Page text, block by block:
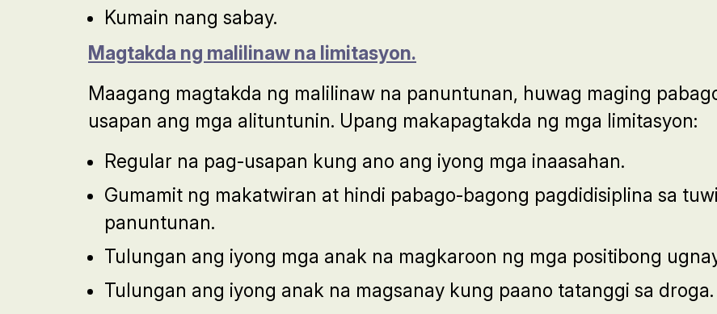
Kumain nang sabay.
Magtakda ng malilinaw na limitasyon.
Maagang magtakda ng malilinaw na panuntunan, huwag maging
usapan ang mga alituntunin. Upang makapagtakda ng mga limitasyon:
Regular na pag-usapan kung ano ang iyong mga inaasahan.
Gumamit ng makatwiran at hindi pabago-bagong pagdidisiplina sa
panuntunan.
Tulungan ang iyong mga anak na magkaroon ng mga positibong
Tulungan ang iyong anak na magsanay kung paano tatanggi sa droga.